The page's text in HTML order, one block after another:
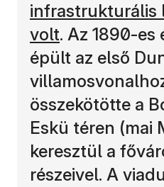
infrastrukturális
volt. Az 1890-es
épült az első
összekötötte a
Eskü téren (mai
keresztül a
részeivel. A